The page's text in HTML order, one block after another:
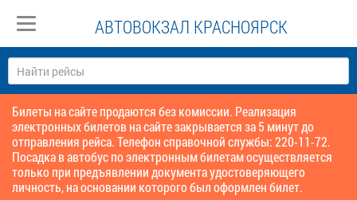
АВТОВОКЗАЛ КРАСНОЯРСК
Билеты на сайте продаются без комиссии. Реализация
электронных билетов на сайте закрывается за 5 минут до
отправления рейса. Телефон справочной службы: 220-11-72.
Посадка в автобус по электронным билетам осуществляется
только при предъявлении документа удостоверяющего
личность, на основании которого был оформлен билет.